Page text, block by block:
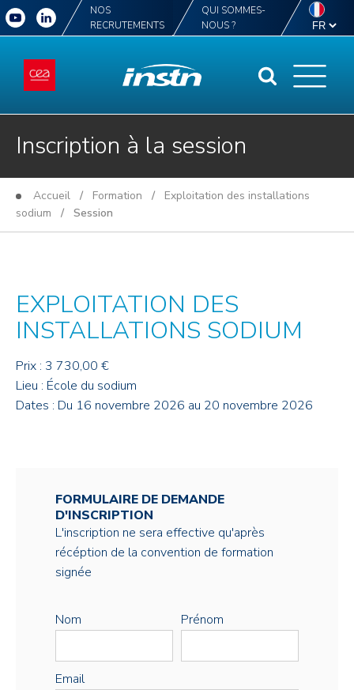
NOS
RECRUTEMENTS
QUI SOMMES-
NOUS ?
Inscription à la session
Accueil / Formation / Exploitation des installations
sodium / Session
EXPLOITATION DES
INSTALLATIONS SODIUM
Prix : 3 730,00 €
Lieu : École du sodium
Dates : Du 16 novembre 2026 au 20 novembre 2026
FORMULAIRE DE DEMANDE
D'INSCRIPTION
L'inscription ne sera effective qu'après
récéption de la convention de formation
signée
Nom Prénom
Email